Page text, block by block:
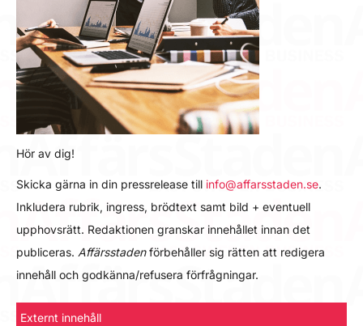
Hör av dig!
Skicka gärna in din pressrelease till info@affarsstaden.se.
Inkludera rubrik, ingress, brödtext samt bild + eventuell
upphovsrätt. Redaktionen granskar innehållet innan det
publiceras. Affärsstadenförbehåller sig rätten att redigera
innehåll och godkänna/refusera förfrågningar.
Externt innehåll